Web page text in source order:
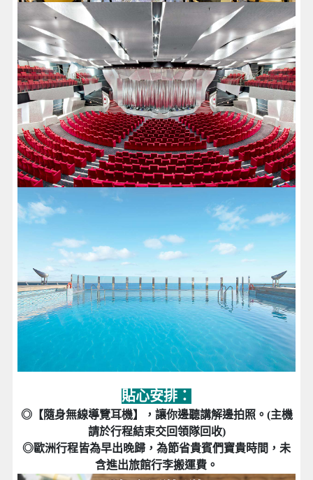
貼心安排：
◎【隨身無線導覽耳機】，讓你邊聽講解邊拍照。(主機
請於行程結束交回領隊回收)
◎歐洲行程皆為早出晚歸，為節省貴賓們寶貴時間，未
含進出旅館行李搬運費。